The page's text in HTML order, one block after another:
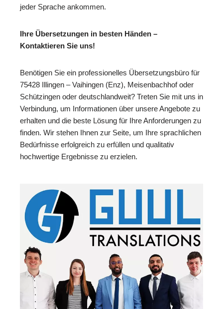
jeder Sprache ankommen.
Ihre Übersetzungen in besten Händen –
Kontaktieren Sie uns!
Benötigen Sie ein professionelles Übersetzungsbüro für
75428 Illingen – Vaihingen (Enz), Meisenbachhof oder
Schützingen oder deutschlandweit? Treten Sie mit uns in
Verbindung, um Informationen über unsere Angebote zu
erhalten und die beste Lösung für Ihre Anforderungen zu
finden. Wir stehen Ihnen zur Seite, um Ihre sprachlichen
Bedürfnisse erfolgreich zu erfüllen und qualitativ
hochwertige Ergebnisse zu erzielen.